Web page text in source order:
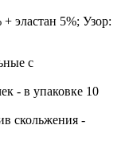
эластан 5%; Узор:
с
- в упаковке 10
скольжения -